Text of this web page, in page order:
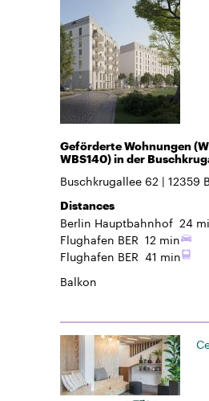
Geförderte Wohnungen
WBS140) in der
Buschkrugallee 62 12359
Distances
Berlin Hauptbahnhof 24
Flughafen BER 12 min
Flughafen BER 41 min
Balkon